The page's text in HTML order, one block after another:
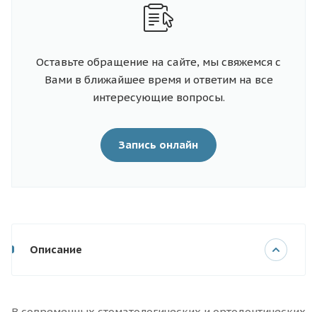
Оставьте обращение на сайте, мы свяжемся с
Вами в ближайшее время и ответим на все
интересующие вопросы.
Запись онлайн
Описание